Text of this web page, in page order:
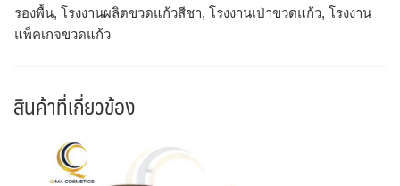
รองพื้น, โรงงานผลิตขวดแก้วสีชา, โรงงานเป่าขวดแก้ว, โรงงาน
แพ็คเกจขวดแก้ว
สินค้าที่เกี่ยวข้อง